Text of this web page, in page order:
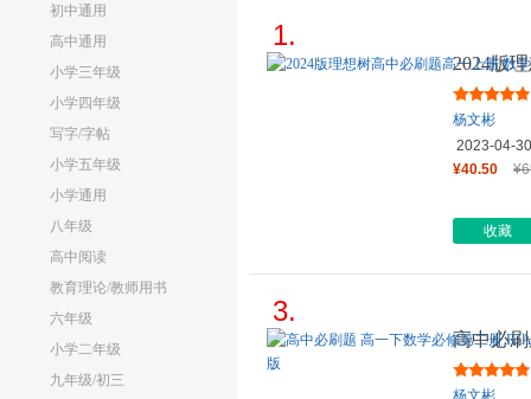
初中通用
高中通用
小学三年级
小学四年级
写字/字帖
小学五年级
小学通用
八年级
高中阅读
教育理论/教师用书
六年级
小学二年级
九年级/初三
1.
2024版
修 第一
杨文彬
2023-04-30
¥40.50
收藏
3.
高中必
教A版
杨文彬